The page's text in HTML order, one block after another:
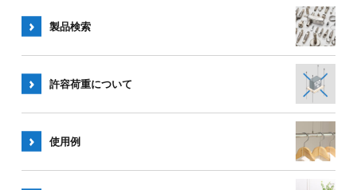
製品検索
許容荷重について
使用例